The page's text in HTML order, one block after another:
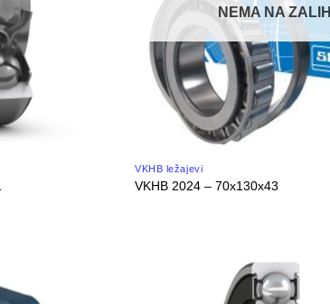
NEMA NA ZALIHI
VKHB ležajevi
VKHB 2024 – 70x130x43